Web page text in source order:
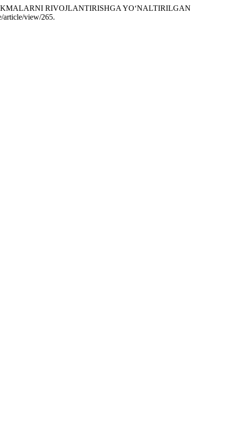
RIVOJLANTIRISHGA YO‘NALTIRILGAN
article/view/265.